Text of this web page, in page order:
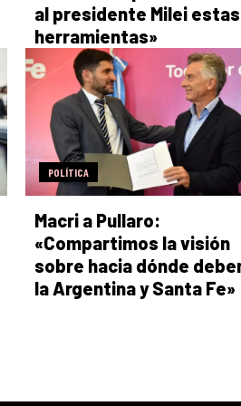
al presidente Milei estas
herramientas»
POLÍTICA
Macri a Pullaro:
«Compartimos la visión
sobre hacia dónde
la Argentina y Santa Fe»